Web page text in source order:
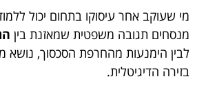
מי שעוקב אחר עיסוקו בתחום יכול
מנסחים תגובה משפטית שמאזנת בין
לבין הימנעות מהחרפת הסכסוך, נושא
בזירה הדיגיטלית.